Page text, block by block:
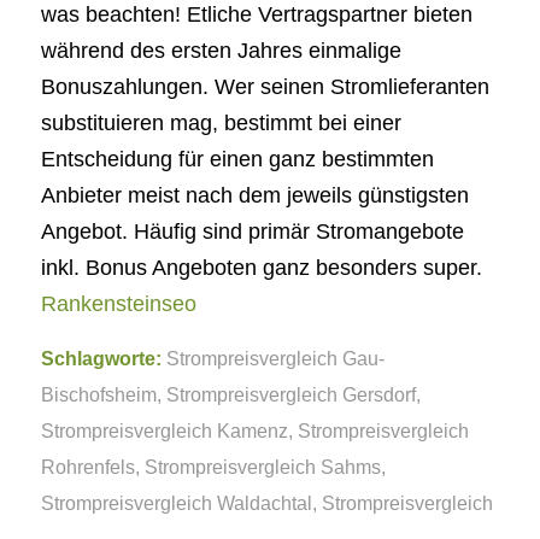
was beachten! Etliche Vertragspartner bieten
während des ersten Jahres einmalige
Bonuszahlungen. Wer seinen Stromlieferanten
substituieren mag, bestimmt bei einer
Entscheidung für einen ganz bestimmten
Anbieter meist nach dem jeweils günstigsten
Angebot. Häufig sind primär Stromangebote
inkl. Bonus Angeboten ganz besonders super.
Rankensteinseo
Schlagworte: Strompreisvergleich Gau-
Bischofsheim, Strompreisvergleich Gersdorf,
Strompreisvergleich Kamenz, Strompreisvergleich
Rohrenfels, Strompreisvergleich Sahms,
Strompreisvergleich Waldachtal, Strompreisvergleich